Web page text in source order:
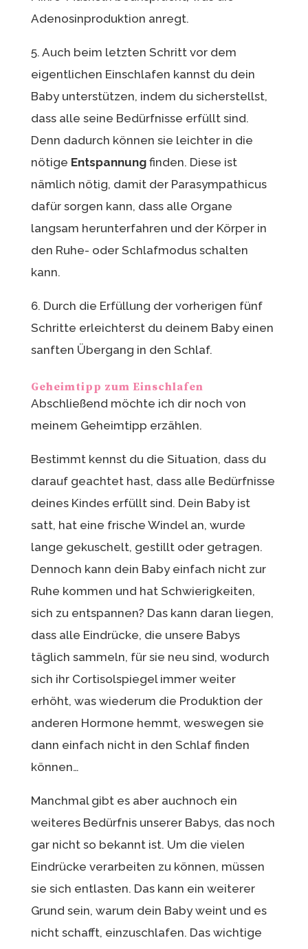
Adenosinproduktion anregt.
5. Auch beim letzten Schritt vor dem
eigentlichen Einschlafen kannst du dein
Baby unterstützen, indem du sicherstellst,
dass alle seine Bedürfnisse erfüllt sind.
Denn dadurch können sie leichter in die
nötige Entspannungfinden. Diese ist
nämlich nötig, damit der Parasympathicus
dafür sorgen kann, dass alle Organe
langsam herunterfahren und der Körper in
den Ruhe- oder Schlafmodus schalten
kann.
6. Durch die Erfüllung der vorherigen fünf
Schritte erleichterst du deinem Baby einen
sanften Übergang in den Schlaf.
Geheimtipp zum Einschlafen
Abschließend möchte ich dir noch von
meinem Geheimtipp erzählen.
Bestimmt kennst du die Situation, dass du
darauf geachtet hast, dass alle Bedürfnisse
deines Kindes erfüllt sind. Dein Baby ist
satt, hat eine frische Windel an, wurde
lange gekuschelt, gestillt oder getragen.
Dennoch kann dein Baby einfach nicht zur
Ruhe kommen und hat Schwierigkeiten,
sich zu entspannen? Das kann daran liegen,
dass alle Eindrücke, die unsere Babys
täglich sammeln, für sie neu sind, wodurch
sich ihr Cortisolspiegel immer weiter
erhöht, was wiederum die Produktion der
anderen Hormone hemmt, weswegen sie
dann einfach nicht in den Schlaf finden
können…
Manchmal gibt es aber auchnoch ein
weiteres Bedürfnis unserer Babys, das noch
gar nicht so bekannt ist. Um die vielen
Eindrücke verarbeiten zu können, müssen
sie sich entlasten. Das kann ein weiterer
Grund sein, warum dein Baby weint und es
nicht schafft, einzuschlafen. Das wichtige